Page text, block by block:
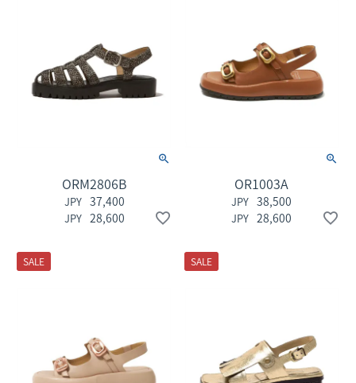
ORM2806B
37,400
28,600
OR1003A
38,500
28,600
SALE SALE